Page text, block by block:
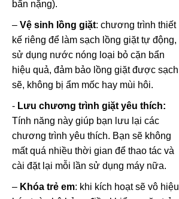
bẩn nặng).
– Vệ sinh lồng giặt: chương trình thiết
kế riêng để làm sạch lồng giặt tự động,
sử dụng nước nóng loại bỏ cặn bẩn
hiệu quả, đảm bảo lồng giặt được sạch
sẽ, không bị ẩm mốc hay mùi hôi.
- Lưu chương trình giặt yêu thích:
Tính năng này giúp bạn lưu lại các
chương trình yêu thích. Bạn sẽ không
mất quá nhiều thời gian để thao tác và
cài đặt lại mỗi lần sử dụng máy nữa.
– Khóa trẻ em: khi kích hoạt sẽ vô hiệu